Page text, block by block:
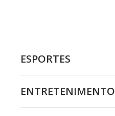
ESPORTES
ENTRETENIMENTO